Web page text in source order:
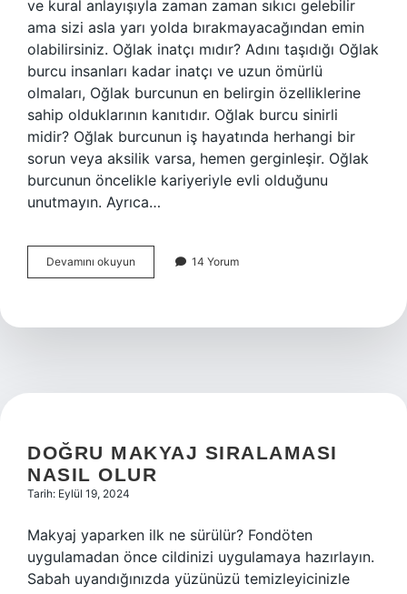
ve kural anlayışıyla zaman zaman sıkıcı gelebilir
ama sizi asla yarı yolda bırakmayacağından emin
olabilirsiniz. Oğlak inatçı mıdır? Adını taşıdığı Oğlak
burcu insanları kadar inatçı ve uzun ömürlü
olmaları, Oğlak burcunun en belirgin özelliklerine
sahip olduklarının kanıtıdır. Oğlak burcu sinirli
midir? Oğlak burcunun iş hayatında herhangi bir
sorun veya aksilik varsa, hemen gerginleşir. Oğlak
burcunun öncelikle kariyeriyle evli olduğunu
unutmayın. Ayrıca…
Devamını okuyun
Hangi
14 Yorum
DOĞRU MAKYAJ SIRALAMASI
NASIL OLUR
Tarih: Eylül 19, 2024
Makyaj yaparken ilk ne sürülür? Fondöten
uygulamadan önce cildinizi uygulamaya hazırlayın.
Sabah uyandığınızda yüzünüzü temizleyicinizle